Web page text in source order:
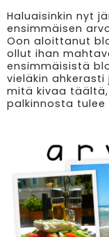
Haluaisinkin nyt
ensimmäisen
Oon aloittanut
ollut ihan
ensimmäisistä
vieläkin
mitä kivaa
palkinnosta tulee